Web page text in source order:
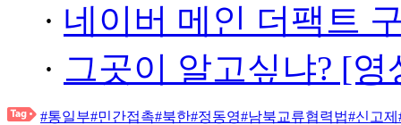
· 네이버 메인 더팩트
· 그곳이 알고싶냐? [
#통일부#민간접촉#북한#정동영#남북교류협력법#신고제